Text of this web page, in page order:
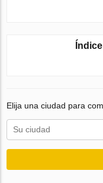
Elija una ciudad para